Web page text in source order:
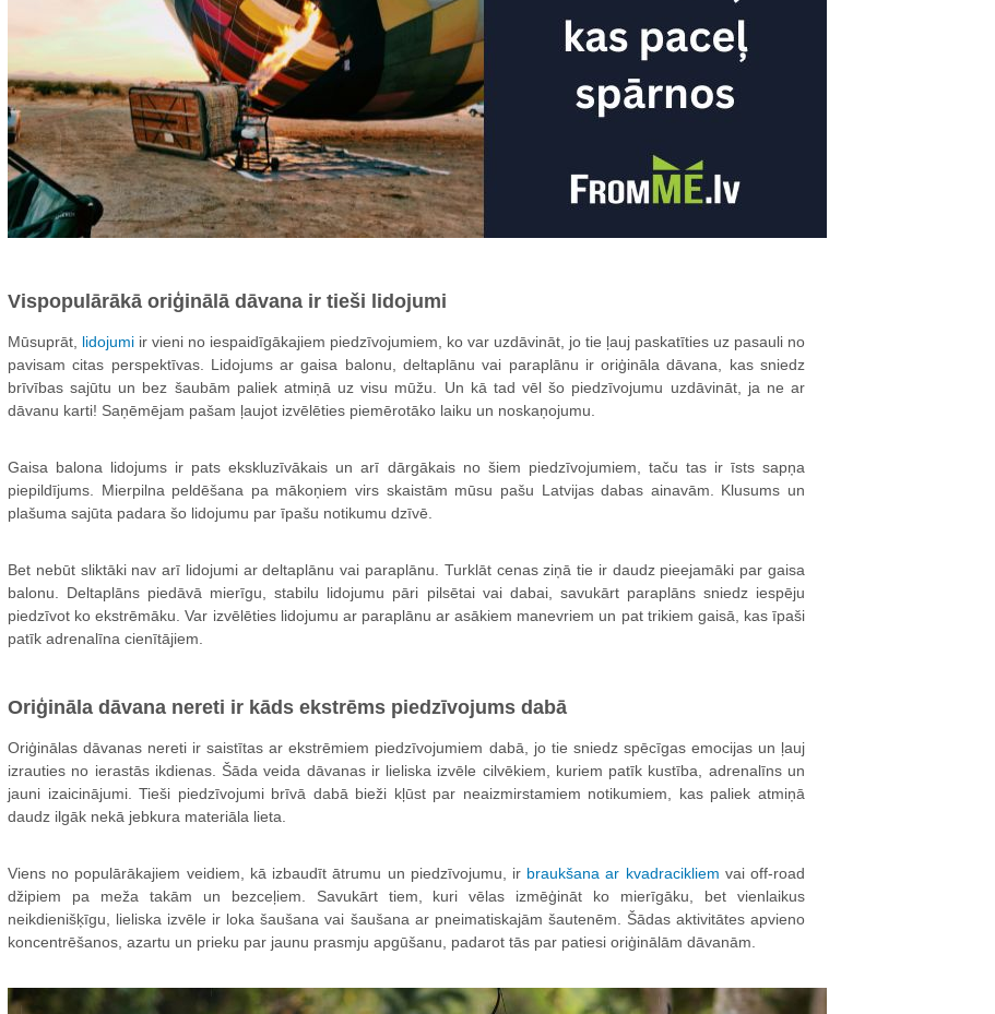
Vispopulārākā oriģinālā dāvana ir tieši lidojumi
Mūsuprāt, lidojumi ir vieni no iespaidīgākajiem piedzīvojumiem, ko var uzdāvināt, jo tie ļauj paskatīties uz pasauli no
pavisam citas perspektīvas. Lidojums ar gaisa balonu, deltaplānu vai paraplānu ir oriģināla dāvana, kas sniedz
brīvības sajūtu un bez šaubām paliek atmiņā uz visu mūžu. Un kā tad vēl šo piedzīvojumu uzdāvināt, ja ne ar
dāvanu karti! Saņēmējam pašam ļaujot izvēlēties piemērotāko laiku un noskaņojumu.
Gaisa balona lidojums ir pats ekskluzīvākais un arī dārgākais no šiem piedzīvojumiem, taču tas ir īsts sapņa
piepildījums. Mierpilna peldēšana pa mākoņiem virs skaistām mūsu pašu Latvijas dabas ainavām. Klusums un
plašuma sajūta padara šo lidojumu par īpašu notikumu dzīvē.
Bet nebūt sliktāki nav arī lidojumi ar deltaplānu vai paraplānu. Turklāt cenas ziņā tie ir daudz pieejamāki par gaisa
balonu. Deltaplāns piedāvā mierīgu, stabilu lidojumu pāri pilsētai vai dabai, savukārt paraplāns sniedz iespēju
piedzīvot ko ekstrēmāku. Var izvēlēties lidojumu ar paraplānu ar asākiem manevriem un pat trikiem gaisā, kas īpaši
patīk adrenalīna cienītājiem.
Oriģināla dāvana nereti ir kāds ekstrēms piedzīvojums dabā
Oriģinālas dāvanas nereti ir saistītas ar ekstrēmiem piedzīvojumiem dabā, jo tie sniedz spēcīgas emocijas un ļauj
izrauties no ierastās ikdienas. Šāda veida dāvanas ir lieliska izvēle cilvēkiem, kuriem patīk kustība, adrenalīns un
jauni izaicinājumi. Tieši piedzīvojumi brīvā dabā bieži kļūst par neaizmirstamiem notikumiem, kas paliek atmiņā
daudz ilgāk nekā jebkura materiāla lieta.
Viens no populārākajiem veidiem, kā izbaudīt ātrumu un piedzīvojumu, ir braukšana ar kvadracikliem vai off-road
džipiem pa meža takām un bezceļiem. Savukārt tiem, kuri vēlas izmēģināt ko mierīgāku, bet vienlaikus
neikdienišķīgu, lieliska izvēle ir loka šaušana vai šaušana ar pneimatiskajām šautenēm. Šādas aktivitātes apvieno
koncentrēšanos, azartu un prieku par jaunu prasmju apgūšanu, padarot tās par patiesi oriģinālām dāvanām.